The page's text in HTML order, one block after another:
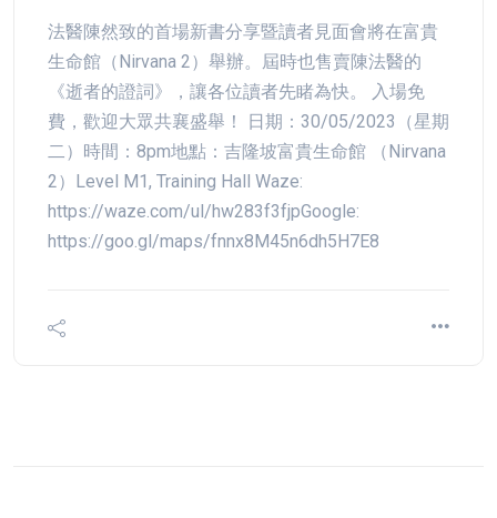
法醫陳然致的首場新書分享暨讀者見面會將在富貴
生命館（Nirvana 2）舉辦。屆時也售賣陳法醫的
《逝者的證詞》，讓各位讀者先睹為快。 入場免
費，歡迎大眾共襄盛舉！ 日期：30/05/2023（星期
二）時間：8pm地點：吉隆坡富貴生命館 （Nirvana
2）Level M1, Training Hall Waze:
https://waze.com/ul/hw283f3fjpGoogle:
https://goo.gl/maps/fnnx8M45n6dh5H7E8